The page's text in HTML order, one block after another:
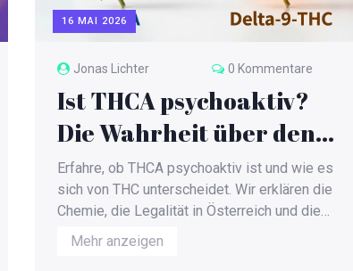
16 MAI 2026
Jonas Lichter 0 Kommentare
Ist THCA psychoaktiv?
Die Wahrheit über den
Vorläufer von THC
Erfahre, ob THCA psychoaktiv ist und wie es
sich von THC unterscheidet. Wir erklären die
Chemie, die Legalität in Österreich und die
gesundheitlichen Aspekte.
Mehr anzeigen